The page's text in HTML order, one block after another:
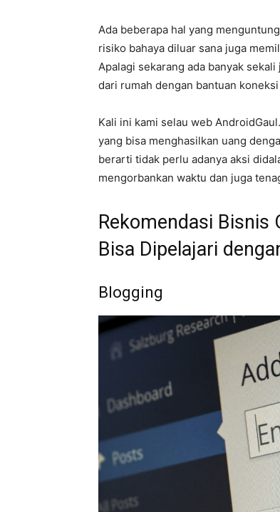
Ada beberapa hal yang
risiko bahaya diluar sana juga
Apalagi sekarang ada banyak
dari rumah dengan bantuan
Kali ini kami selau web
yang bisa menghasilkan uang
berarti tidak perlu adanya aksi
mengorbankan waktu dan juga
Rekomendasi Bisnis
Bisa Dipelajari
Blogging